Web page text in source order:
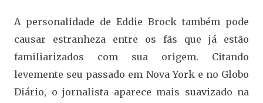
A personalidade de Eddie Brock também pode
causar estranheza entre os fãs que já estão
familiarizados com sua origem. Citando
levemente seu passado em Nova York e no Globo
Diário, o jornalista aparece mais suavizado na